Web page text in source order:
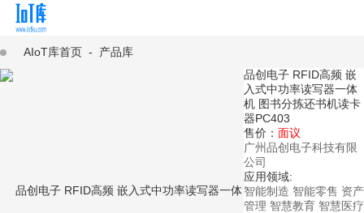
AIoT库首页 - 产品库
品创电子 RFID高频 嵌
入式中功率读写器一体
机 图书分拣还书机读卡
器PC403
售价： 面议
广州品创电子科技有限
公司
应用领域:
智能制造 智能零售 资产
管理 智慧教育 智慧医疗